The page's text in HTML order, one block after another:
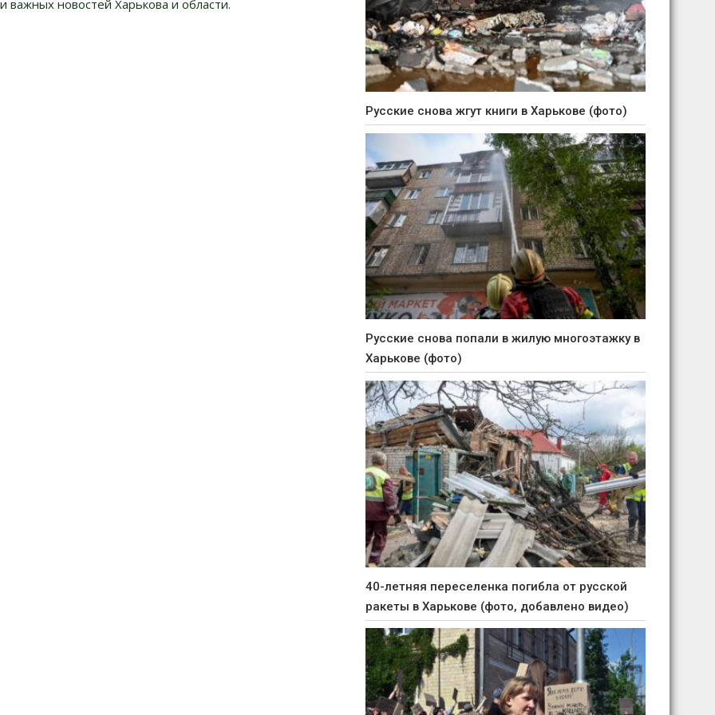
новостей Харькова и области.
Русские снова жгут книги в Харькове (фото)
Русские снова попали в жилую многоэтажку в
Харькове (фото)
40-летняя переселенка погибла от русской
ракеты в Харькове (фото, добавлено видео)